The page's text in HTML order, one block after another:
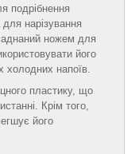
подрібнення
нарізування
ножем для
його
холодних напоїв.
пластику, що
Крім того,
його